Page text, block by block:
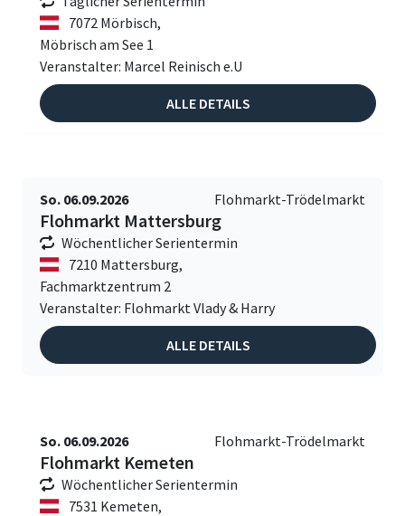
7072 Mörbisch,
Möbrisch am See 1
Veranstalter: Marcel Reinisch e.U
ALLE DETAILS
So. 06.09.2026 Flohmarkt-Trödelmarkt
Flohmarkt Mattersburg
Wöchentlicher Serientermin
7210 Mattersburg,
Fachmarktzentrum 2
Veranstalter: Flohmarkt Vlady & Harry
ALLE DETAILS
So. 06.09.2026 Flohmarkt-Trödelmarkt
Flohmarkt Kemeten
Wöchentlicher Serientermin
7531 Kemeten,